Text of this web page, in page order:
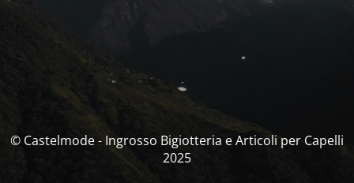
© Castelmode - Ingrosso Bigiotteria e Articoli per Capelli
2025